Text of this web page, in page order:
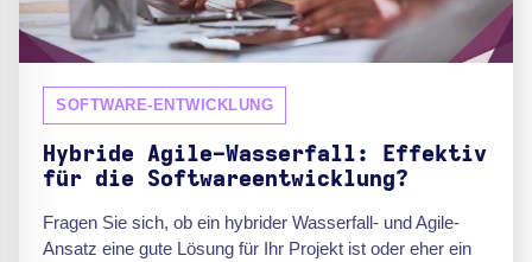
SOFTWARE-ENTWICKLUNG
Hybride Agile-Wasserfall: Effektiv
für die Softwareentwicklung?
Fragen Sie sich, ob ein hybrider Wasserfall- und Agile-
Ansatz eine gute Lösung für Ihr Projekt ist oder eher ein